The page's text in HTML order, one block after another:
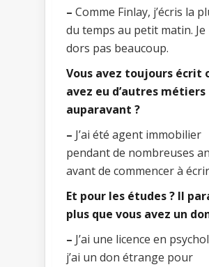
– Comme Finlay, j’écris la
du temps au petit matin. Je
dors pas beaucoup.
Vous avez toujours écrit
avez eu d’autres métiers
auparavant ?
– J’ai été agent immobilier
pendant de nombreuses
avant de commencer à
Et pour les études ? Il
plus que vous avez un
– J’ai une licence en
j’ai un don étrange pour